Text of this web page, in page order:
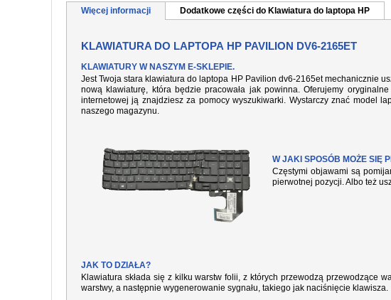
Więcej informacji Dodatkowe części do Klawiatura do laptopa HP
KLAWIATURA DO LAPTOPA HP PAVILION DV6-2165ET
KLAWIATURY W NASZYM E-SKLEPIE.
Jest Twoja stara klawiatura do laptopa HP Pavilion dv6-2165et mechanicznie
nową klawiaturę, która będzie pracowała jak powinna. Oferujemy
internetowej ją znajdziesz za pomocy wyszukiwarki. Wystarczy znać model
naszego magazynu.
W JAKI SPOSÓB MOŻE SIĘ
Częstymi objawami są
pierwotnej pozycji. Albo też
JAK TO DZIAŁA?
Klawiatura składa się z kilku warstw folii, z których przewodzą przewodzące
warstwy, a następnie wygenerowanie sygnału, takiego jak naciśnięcie klawisza.